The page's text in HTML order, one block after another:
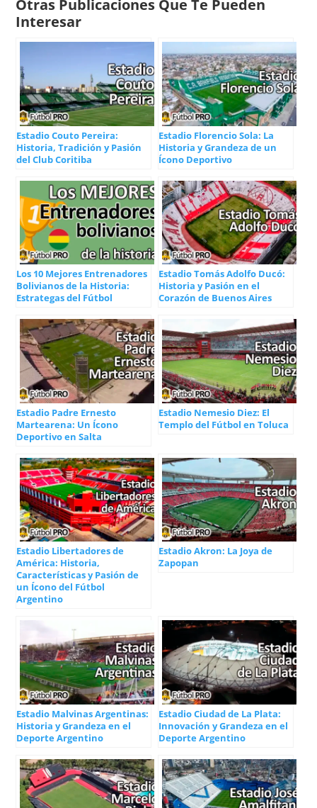
Otras Publicaciones Que Te Pueden
Interesar
Estadio Couto Pereira:
Historia, Tradición y Pasión
del Club Coritiba
Estadio Florencio Sola: La
Historia y Grandeza de un
Ícono Deportivo
Los 10 Mejores Entrenadores
Bolivianos de la Historia:
Estrategas del Fútbol
Estadio Tomás Adolfo Ducó:
Historia y Pasión en el
Corazón de Buenos Aires
Estadio Padre Ernesto
Martearena: Un Ícono
Deportivo en Salta
Estadio Nemesio Diez: El
Templo del Fútbol en Toluca
Estadio Libertadores de
América: Historia,
Características y Pasión de
un Ícono del Fútbol
Argentino
Estadio Akron: La Joya de
Zapopan
Estadio Malvinas Argentinas:
Historia y Grandeza en el
Deporte Argentino
Estadio Ciudad de La Plata:
Innovación y Grandeza en el
Deporte Argentino